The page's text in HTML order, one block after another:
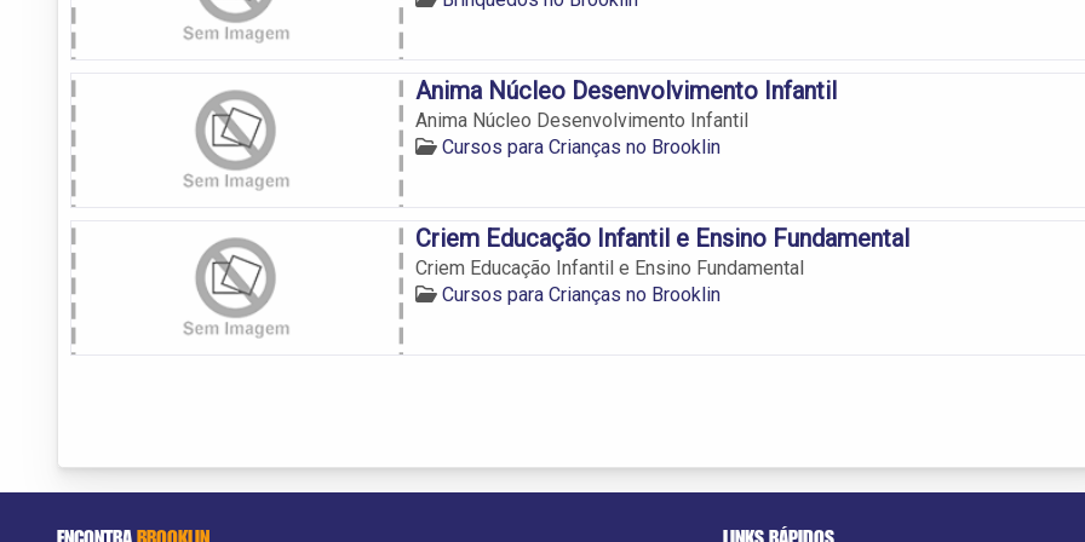
Anima Núcleo Desenvolvimento Infantil
Anima Núcleo Desenvolvimento Infantil
Cursos para Crianças no Brooklin
Criem Educação Infantil e Ensino Fundamental
Criem Educação Infantil e Ensino Fundamental
Cursos para Crianças no Brooklin